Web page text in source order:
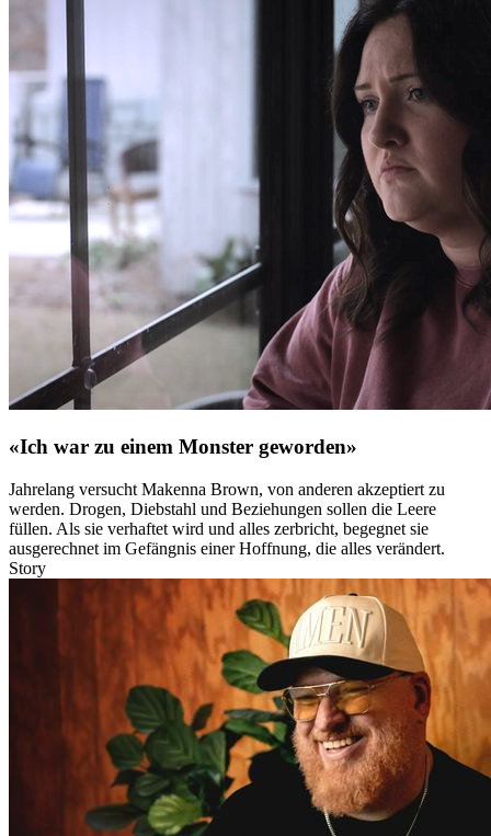
«Ich war zu einem Monster geworden»
Jahrelang versucht Makenna Brown, von anderen akzeptiert zu
werden. Drogen, Diebstahl und Beziehungen sollen die Leere
füllen. Als sie verhaftet wird und alles zerbricht, begegnet sie
ausgerechnet im Gefängnis einer Hoffnung, die alles verändert.
Story